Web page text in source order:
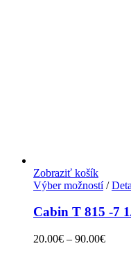
Zobraziť košík
Výber možností/
Cabin T 815 -7
20.00€ – 90.00€